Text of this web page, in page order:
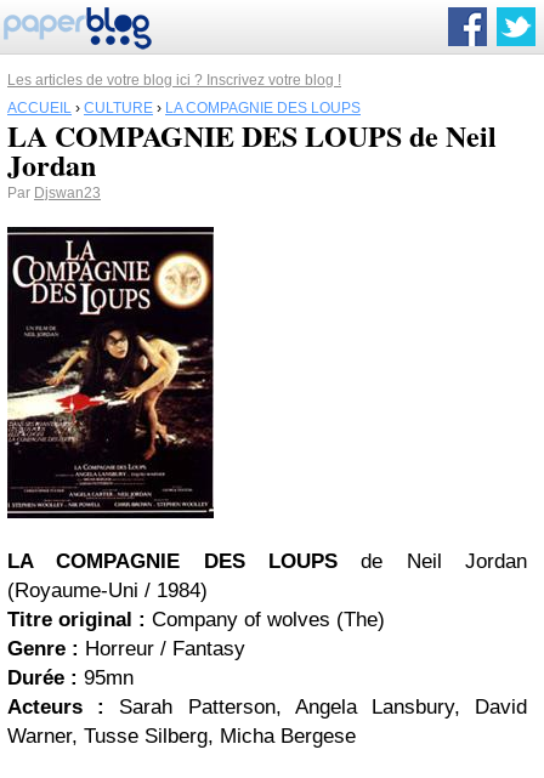
Les articles de votre blog ici ? Inscrivez votre blog !
ACCUEIL › CULTURE › LA COMPAGNIE DES LOUPS
LA COMPAGNIE DES LOUPS de Neil
Jordan
Par Djswan23
LA COMPAGNIE DES LOUPS de Neil Jordan
(Royaume-Uni / 1984)
Titre original : Company of wolves (The)
Genre : Horreur / Fantasy
Durée : 95mn
Acteurs :
Sarah Patterson, Angela Lansbury, David
Warner, Tusse Silberg, Micha Bergese